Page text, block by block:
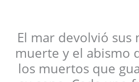
El mar devolvió sus
muerte y el abismo
los muertos que